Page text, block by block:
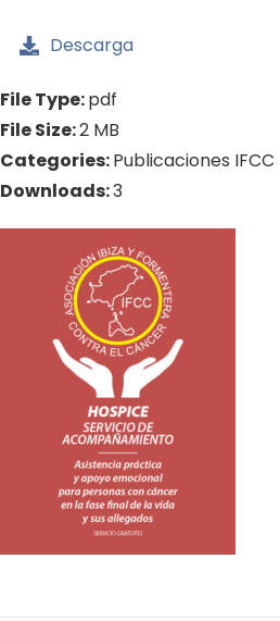
Descarga
File Type:pdf
File Size:2 MB
Categories:Publicaciones IFCC
Downloads:3